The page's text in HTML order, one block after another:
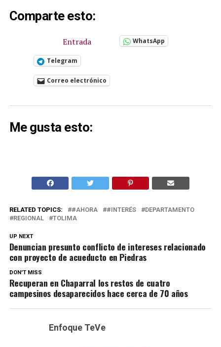
Comparte esto:
Entrada WhatsApp
Telegram
Correo electrónico
Me gusta esto:
RELATED TOPICS: #AHORA #INTERÉS
DEPARTAMENTO
REGIONAL
TOLIMA
UP NEXT
Denuncian presunto conflicto de intereses relacionado
con proyecto de acueducto en Piedras
DON'T MISS
Recuperan en Chaparral los restos de cuatro
campesinos desaparecidos hace cerca de 70 años
Enfoque TeVe